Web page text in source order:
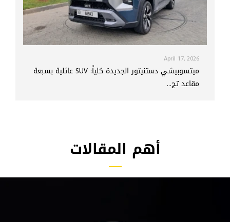
April 17, 2026
ميتسوبيشي دستنيتور الجديدة كلياً: SUV عائلية بسبعة
مقاعد تج...
أهم المقالات